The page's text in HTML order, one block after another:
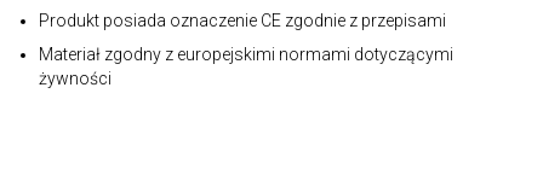
Produkt posiada oznaczenie CE zgodnie z przepisami
Materiał zgodny z europejskimi normami dotyczącymi
żywności